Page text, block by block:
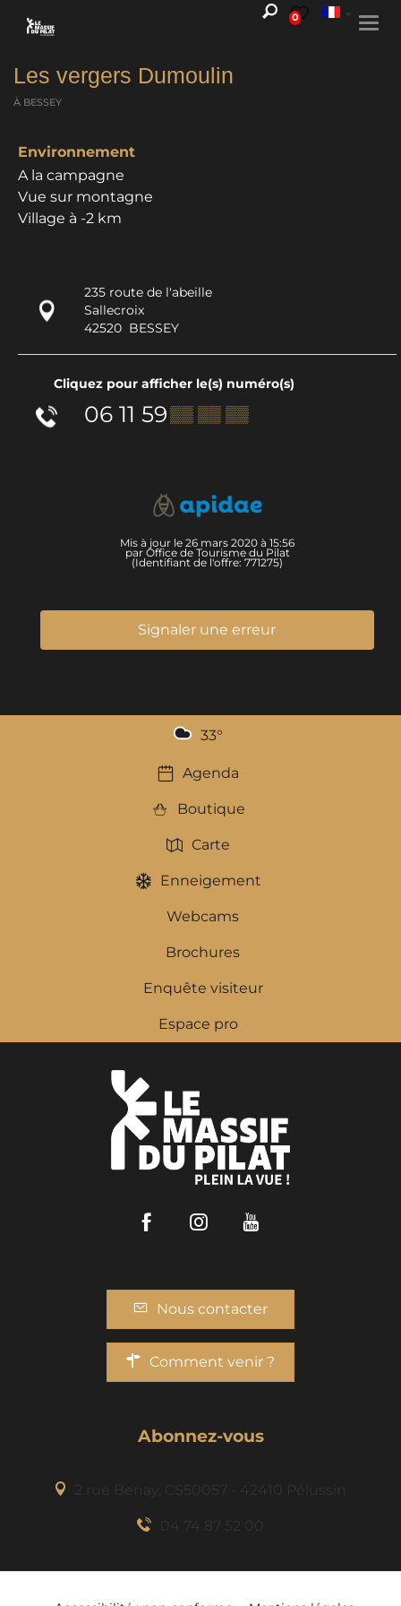
0
Les vergers Dumoulin
À BESSEY
Environnement
A la campagne
Vue sur montagne
Village à -2 km
235 route de l'abeille
Sallecroix
42520 BESSEY
Cliquez pour afficher le(s) numéro(s)
06 11 59▒▒ ▒▒ ▒▒
Mis à jour le 26 mars 2020 à 15:56
par Office de Tourisme du Pilat
(Identifiant de l'offre: 771275)
Signaler une erreur
33°
Agenda
Boutique
Carte
Enneigement
Webcams
Brochures
Enquête visiteur
Espace pro
FacebookInstagram
Nous contacter
Comment venir ?
Abonnez-vous